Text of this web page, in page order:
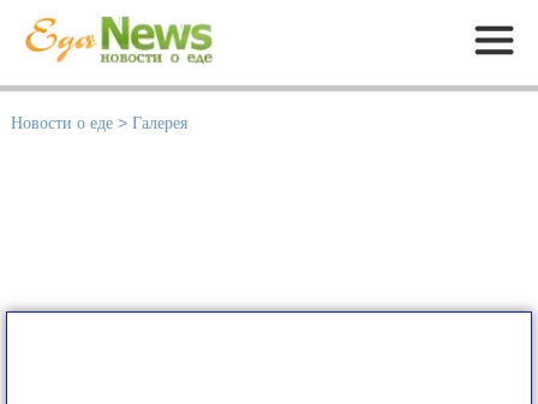
Меню
Новости о еде > Галерея